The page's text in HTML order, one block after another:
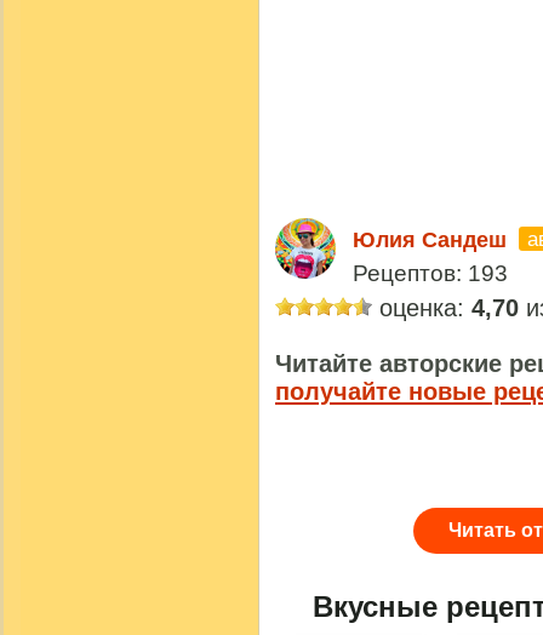
Юлия Сандеш
Рецептов: 193
оценка: 4,70
Читайте авторские
получайте новые
Читать
Вкусные